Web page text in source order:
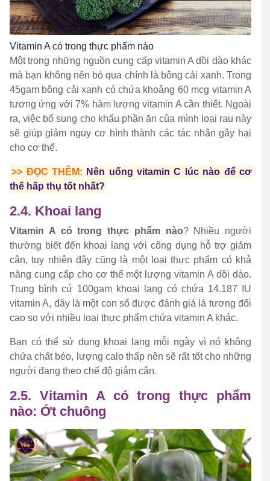
Vitamin A có trong thực phẩm nào
Một trong những nguồn cung cấp vitamin A dồi dào khác
mà bạn không nên bỏ qua chính là bông cải xanh. Trong
45gam bông cải xanh có chứa khoảng 60 mcg vitamin A
tương ứng với 7% hàm lượng vitamin A cần thiết. Ngoài
ra, việc bổ sung cho khẩu phần ăn của mình loại rau này
sẽ giúp giảm nguy cơ hình thành các tác nhân gây hại
cho cơ thể.
>> ĐỌC THÊM: Nên uống vitamin C lúc nào để cơ
thế hấp thụ tốt nhất?
2.4. Khoai lang
Vitamin A có trong thực phẩm nào? Nhiều người
thường biết đến khoai lang với công dụng hỗ trợ giảm
cân, tuy nhiên đây cũng là một loại thực phẩm có khả
năng cung cấp cho cơ thể một lượng vitamin A dồi dào.
Trung bình cứ 100gam khoai lang có chứa 14.187 IU
vitamin A, đây là một con số được đánh giá là tương đối
cao so với nhiều loại thực phẩm chứa vitamin A khác.
Bạn có thể sử dụng khoai lang mỗi ngày vì nó không
chứa chất béo, lượng calo thấp nên sẽ rất tốt cho những
người đang theo chế độ giảm cân.
2.5. Vitamin A có trong thực phẩm
nào: Ớt chuông